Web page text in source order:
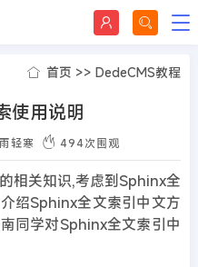
首页 >>DedeCMS教程
使用说明
轻寒 494次围观
相关知识,考虑到Sphinx全
绍Sphinx全文索引中文方
同学对Sphinx全文索引中